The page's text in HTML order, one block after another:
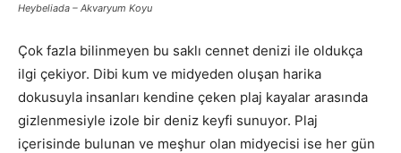
Heybeliada – Akvaryum Koyu
Çok fazla bilinmeyen bu saklı cennet denizi ile oldukça
ilgi çekiyor. Dibi kum ve midyeden oluşan harika
dokusuyla insanları kendine çeken plaj kayalar arasında
gizlenmesiyle izole bir deniz keyfi sunuyor. Plaj
içerisinde bulunan ve meşhur olan midyecisi ise her gün